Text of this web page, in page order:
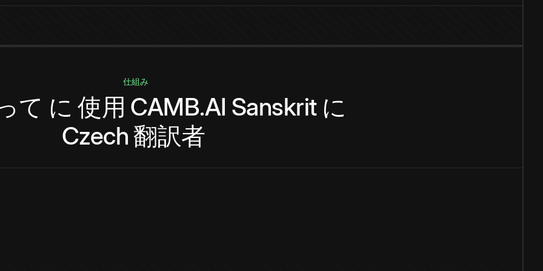
仕組み
て に 使用 CAMB.AI Sanskrit に
Czech 翻訳者